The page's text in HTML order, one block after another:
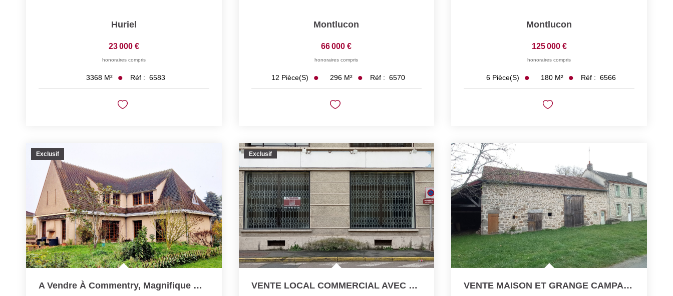
Huriel
23 000 €
honoraires compris
3368 M² Réf : 6583
Montlucon
66 000 €
honoraires compris
12 Pièce(s) 296 M² Réf : 6570
Montlucon
125 000 €
honoraires compris
6 Pièce(s) 180 M² Réf : 6566
Exclusif
A Vendre À Commentry, Magnifique Maison D'architecte !!! 5...
Exclusif
VENTE LOCAL COMMERCIAL AVEC HANGAR CENTRE VILLE MONTLUCON VENTE MAISON ET GRANGE CAMPAGNE 20MN MONTLUCON